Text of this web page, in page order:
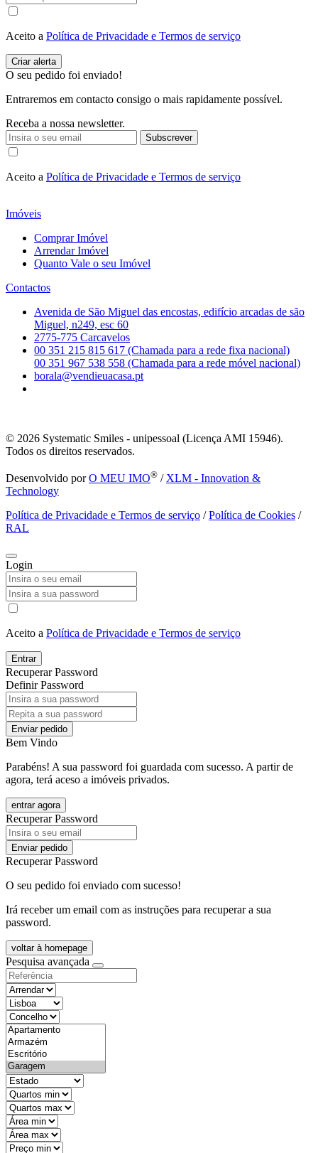
Aceito a Política de Privacidade e Termos de serviço
O seu pedido foi enviado!
Entraremos em contacto consigo o mais rapidamente possível.
Receba a nossa newsletter.
Subscrever
Aceito a Política de Privacidade e Termos de serviço
Imóveis
Comprar Imóvel
Arrendar Imóvel
Quanto Vale o seu Imóvel
Contactos
Avenida de São Miguel das encostas, edifício arcadas de são
Miguel, n249, esc 60
2775-775 Carcavelos
00 351 215 815 617 (Chamada para a rede fixa nacional)
00 351 967 538 558 (Chamada para a rede móvel nacional)
borala@vendieuacasa.pt
© 2026 Systematic Smiles - unipessoal (Licença AMI 15946).
Todos os direitos reservados.
Desenvolvido porO MEU IMO® / XLM - Innovation &
Technology
Política de Privacidade e Termos de serviço /Política de Cookies /
RAL
Login
Aceito a Política de Privacidade e Termos de serviço
Entrar
Recuperar Password
Definir Password
Enviar pedido
Bem Vindo
Parabéns! A sua password foi guardada com sucesso. A partir de
agora, terá aceso a imóveis privados.
entrar agora
Recuperar Password
Enviar pedido
Recuperar Password
O seu pedido foi enviado com sucesso!
Irá receber um email com as instruções para recuperar a sua
password.
voltar à homepage
Pesquisa avançada
objective
districtId
countyId
types
state
mintypo
maxtypo
minarea
maxarea
minprice